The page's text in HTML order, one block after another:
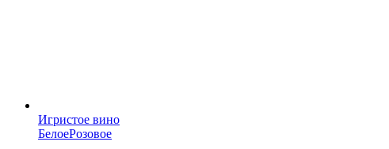
Игристое вино
БелоеРозовое